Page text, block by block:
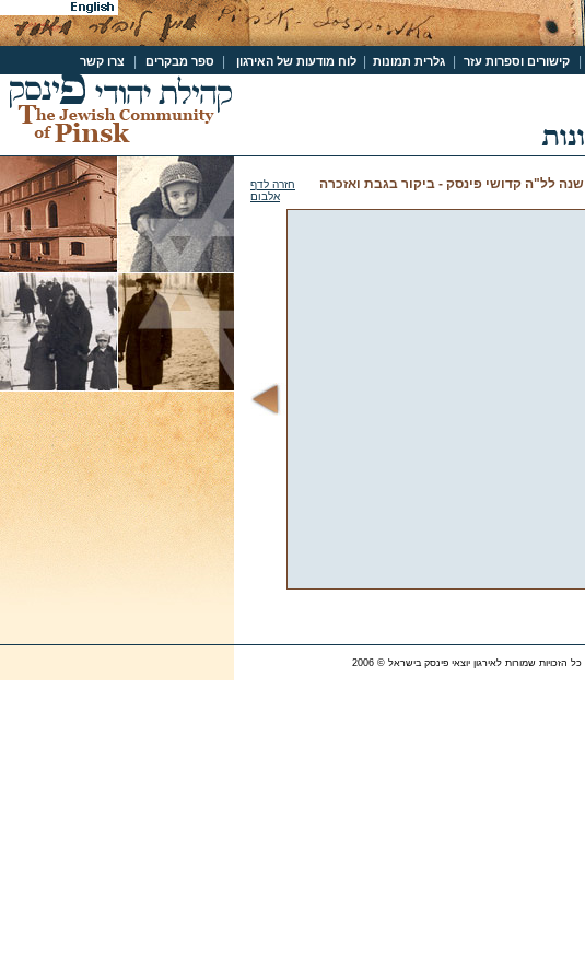
קישורים וספרות עזר גלרית תמונות לוח מודעות של האירגון ספר מבקרים צרו קשר
90 שנה לל"ה קדושי פינסק - ביקור בגבת ואזכרה
חזרה לדף
אלבום